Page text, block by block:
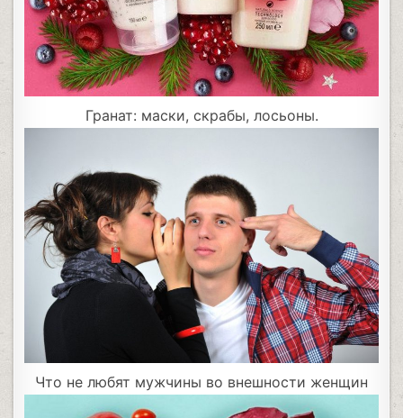
Гранат: маски, скрабы, лосьоны.
Что не любят мужчины во внешности женщин